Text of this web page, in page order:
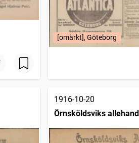
[omärkt], Göteborg
1916-10-20
Örnsköldsviks